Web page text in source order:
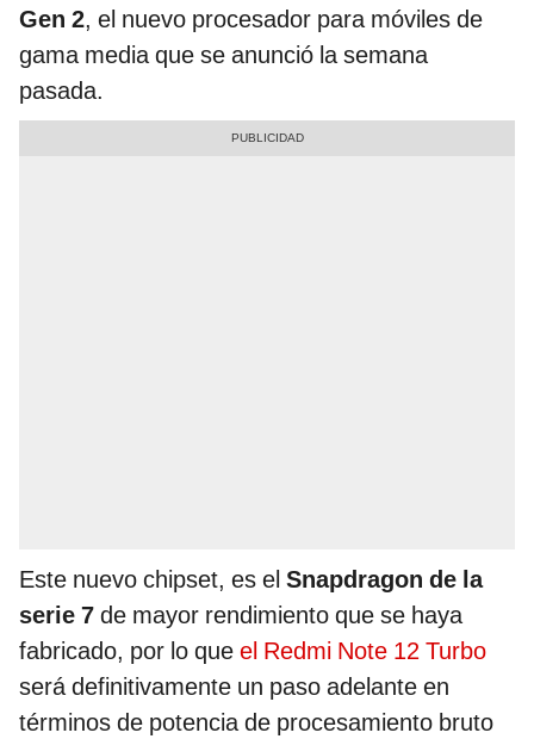
Gen 2, el nuevo procesador para móviles de
gama media que se anunció la semana
pasada.
Este nuevo chipset, es el Snapdragon de la
serie 7 de mayor rendimiento que se haya
fabricado, por lo que el Redmi Note 12 Turbo
será definitivamente un paso adelante en
términos de potencia de procesamiento bruto